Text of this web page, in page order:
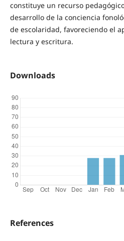
constituye un recurso
desarrollo de la conciencia
de escolaridad, favoreciendo el
lectura y escritura.
Downloads
References